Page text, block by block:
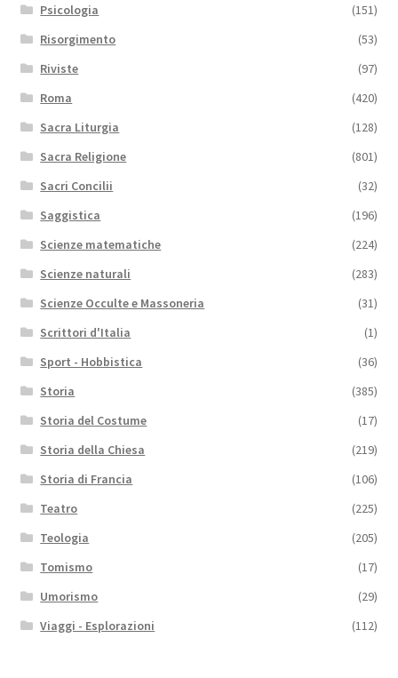
Psicologia
(151)
Risorgimento
(53)
Riviste
(97)
Roma
(420)
Sacra Liturgia
(128)
Sacra Religione
(801)
Sacri Concilii
(32)
Saggistica
(196)
Scienze matematiche
(224)
Scienze naturali
(283)
Scienze Occulte e Massoneria
(31)
Scrittori d'Italia
(1)
Sport - Hobbistica
(36)
Storia
(385)
Storia del Costume
(17)
Storia della Chiesa
(219)
Storia di Francia
(106)
Teatro
(225)
Teologia
(205)
Tomismo
(17)
Umorismo
(29)
Viaggi - Esplorazioni
(112)